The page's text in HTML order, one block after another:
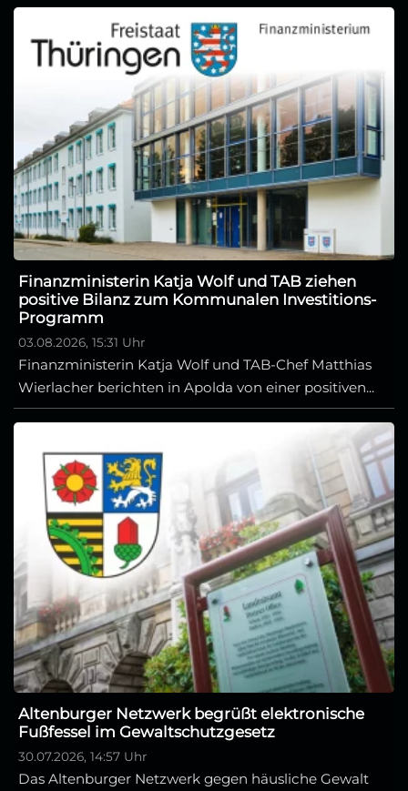
Finanzministerin Katja Wolf und TAB ziehen
positive Bilanz zum Kommunalen Investitions-
Programm
03.08.2026, 15:31 Uhr
Finanzministerin Katja Wolf und TAB-Chef Matthias
Wierlacher berichten in Apolda von einer positiven...
Altenburger Netzwerk begrüßt elektronische
Fußfessel im Gewaltschutzgesetz
30.07.2026, 14:57 Uhr
Das Altenburger Netzwerk gegen häusliche Gewalt